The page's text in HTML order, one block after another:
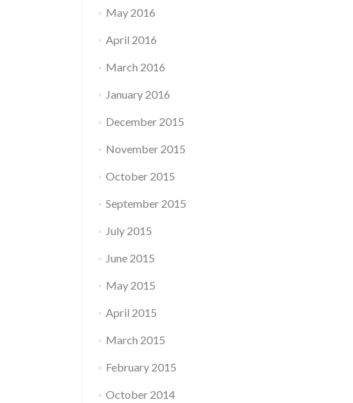
May 2016
April 2016
March 2016
January 2016
December 2015
November 2015
October 2015
September 2015
July 2015
June 2015
May 2015
April 2015
March 2015
February 2015
October 2014